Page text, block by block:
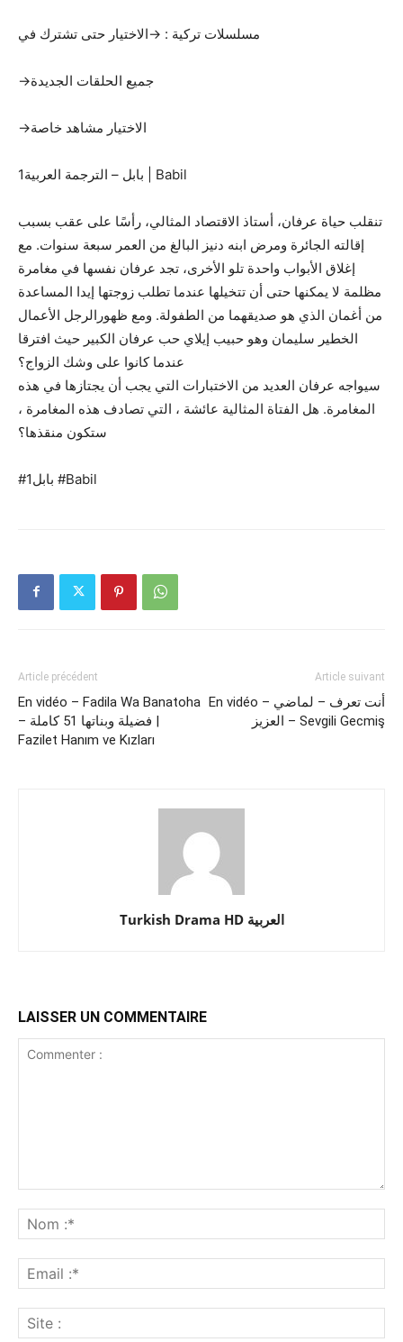
مسلسلات تركية : →الاختيار حتى تشترك في
→جميع الحلقات الجديدة
→الاختيار مشاهد خاصة
1بابل – الترجمة العربية | Babil
تنقلب حياة عرفان، أستاذ الاقتصاد المثالي، رأسًا على عقب بسبب
إقالته الجائرة ومرض ابنه دنيز البالغ من العمر سبعة سنوات. مع
إغلاق الأبواب واحدة تلو الأخرى، تجد عرفان نفسها في مغامرة
مظلمة لا يمكنها حتى أن تتخيلها عندما تطلب زوجتها إيدا المساعدة
من أغمان الذي هو صديقهما من الطفولة. ومع ظهورالرجل الأعمال
الخطير سليمان وهو حبيب إيلاي حب عرفان الكبير حيث افترقا
عندما كانوا على وشك الزواج؟
سيواجه عرفان العديد من الاختبارات التي يجب أن يجتازها في هذه
المغامرة. هل الفتاة المثالية عائشة ، التي تصادف هذه المغامرة ،
ستكون منقذها؟
#بابل1 #Babil
Article précédent
En vidéo – Fadila Wa Banatoha
– فضيلة وبناتها 51 كاملة |
Fazilet Hanım ve Kızları
Article suivant
En vidéo – أنت تعرف – لماضي
العزيز – Sevgili Gecmiş
Turkish Drama HD العربية
LAISSER UN COMMENTAIRE